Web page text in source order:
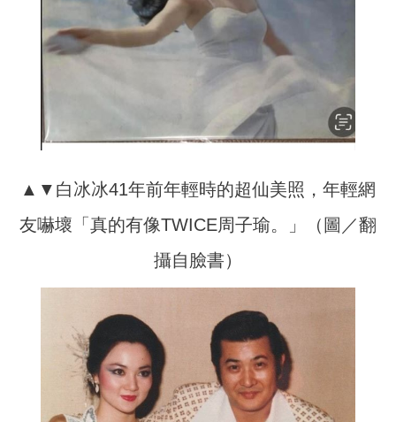
▲▼白冰冰41年前年輕時的超仙美照，年輕網
友嚇壞「真的有像TWICE周子瑜。」（圖／翻
攝自臉書）